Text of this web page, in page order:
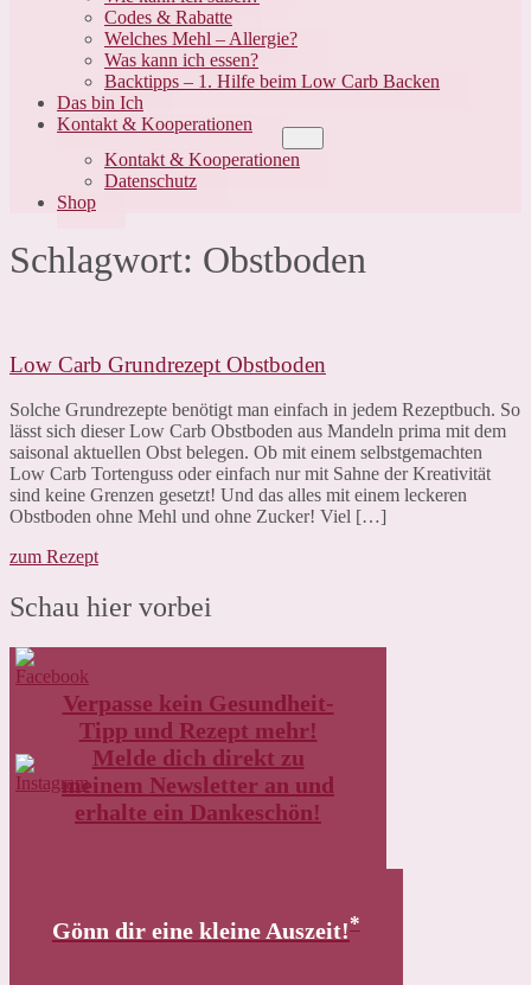
Codes & Rabatte
Welches Mehl – Allergie?
Was kann ich essen?
Backtipps – 1. Hilfe beim Low Carb Backen
Das bin Ich
Kontakt & Kooperationen
Schalter
Kontakt & Kooperationen
Datenschutz
Shop
Schlagwort: Obstboden
Grundrezept
Obstboden
Low Carb Grundrezept Obstboden
Solche Grundrezepte benötigt man einfach in jedem Rezeptbuch. So
lässt sich dieser Low Carb Obstboden aus Mandeln prima mit dem
saisonal aktuellen Obst belegen. Ob mit einem selbstgemachten
Low Carb Tortenguss oder einfach nur mit Sahne der Kreativität
sind keine Grenzen gesetzt! Und das alles mit einem leckeren
Obstboden ohne Mehl und ohne Zucker! Viel […]
zum RezeptLow
Grundrezept
Obstboden
Schau hier vorbei
Verpasse kein Gesundheit-
Tipp und Rezept mehr!
Melde dich direkt zu
meinem Newsletter an und
erhalte ein Dankeschön!
Gönn dir eine kleine Auszeit!*